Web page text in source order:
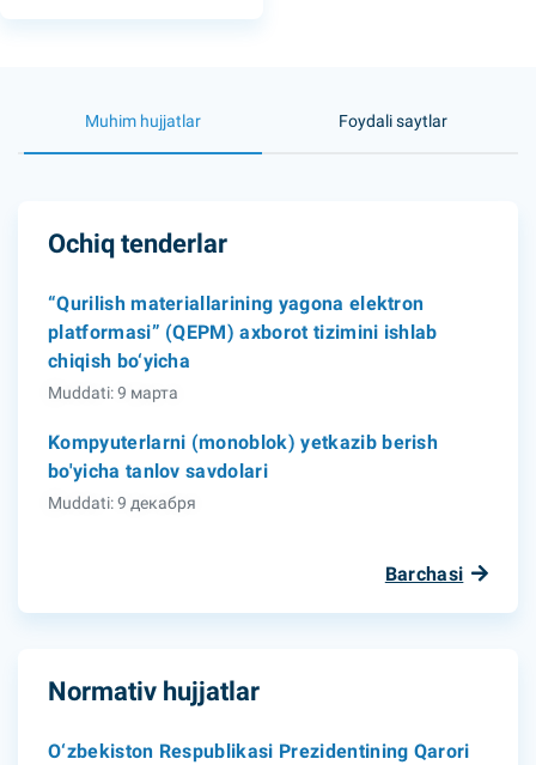
Muhim hujjatlar Foydali saytlar
Ochiq tenderlar
“Qurilish materiallarining yagona elektron
platformasi” (QEPM) axborot tizimini ishlab
chiqish bo‘yicha
Muddati: 9 марта
Kompyuterlarni (monoblok) yetkazib berish
bo'yicha tanlov savdolari
Muddati: 9 декабря
Barchasi
Normativ hujjatlar
O‘zbekiston Respublikasi Prezidentining Qarori